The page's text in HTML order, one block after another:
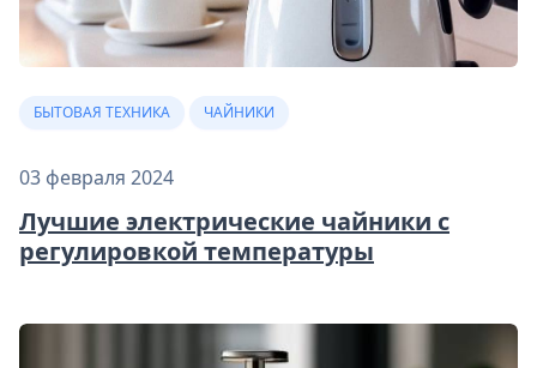
БЫТОВАЯ ТЕХНИКА ЧАЙНИКИ
03 февраля 2024
Лучшие электрические чайники с
регулировкой температуры